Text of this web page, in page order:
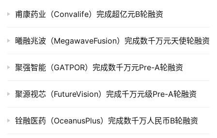
司
市
创
数
据
甫康药业（Convalife）完成超亿元B轮融资
曦融兆波（MegawaveFusion）完成数千万元天使轮融资
聚强智能（GATPOR）完成数千万元Pre-A轮融资
聚源视芯（FutureVision）完成千万元级Pre-A轮融资
铨融医药（OceanusPlus）完成数千万人民币B轮融资